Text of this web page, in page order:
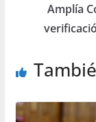
Amplía